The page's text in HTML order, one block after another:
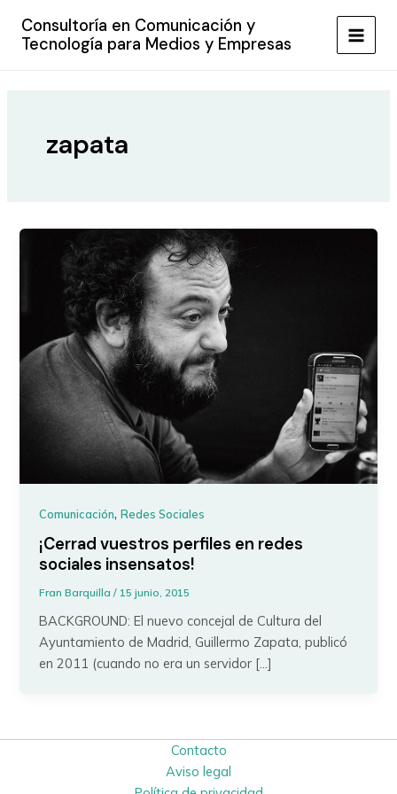
contenido
Consultoría en Comunicación y
Tecnología para Medios y Empresas
MAIN
zapata
Comunicación,Redes Sociales
¡Cerrad vuestros perfiles en redes
sociales insensatos!
Fran Barquilla/ 15 junio, 2015
BACKGROUND: El nuevo concejal de Cultura del
Ayuntamiento de Madrid, Guillermo Zapata, publicó
en 2011 (cuando no era un servidor […]
Contacto
Aviso legal